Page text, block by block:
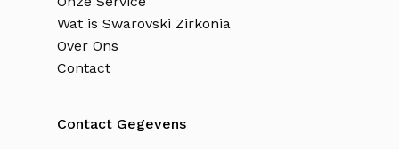
Wat is Swarovski Zirkonia
Over Ons
Contact
Contact Gegevens